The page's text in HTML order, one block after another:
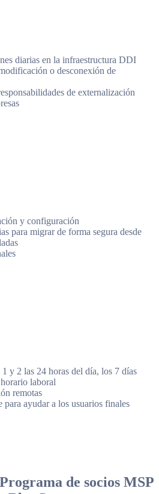
diarias en la infraestructura DDI
o desconexión de
de externalización
y configuración
para migrar de forma segura desde
y 2 las 24 horas del día, los 7 días
laboral
remotas
para ayudar a los usuarios finales
de socios MSP